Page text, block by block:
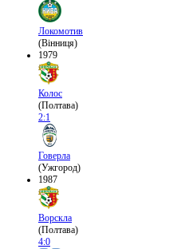
Локомотив
(Вінниця)
1979
Колос
(Полтава)
2:1
Говерла
(Ужгород)
1987
Ворскла
(Полтава)
4:0